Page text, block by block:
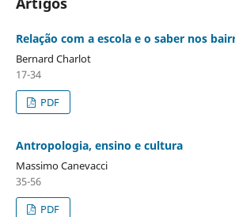
Relação com a escola e o saber nos
Bernard Charlot
17-34
PDF
Antropologia, ensino e cultura
Massimo Canevacci
35-56
PDF